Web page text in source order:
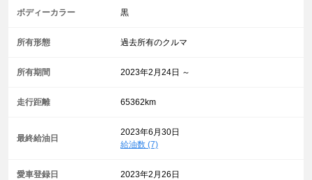
ボディーカラー 黒
所有形態 過去所有のクルマ
所有期間 2023年2月24日 ～
走行距離 65362km
最終給油日
2023年6月30日
給油数 (7)
愛車登録日 2023年2月26日